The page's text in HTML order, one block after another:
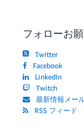
フォローお
Twitter
Facebook
LinkedIn
Twitch
最新情報メー
RSS フィード